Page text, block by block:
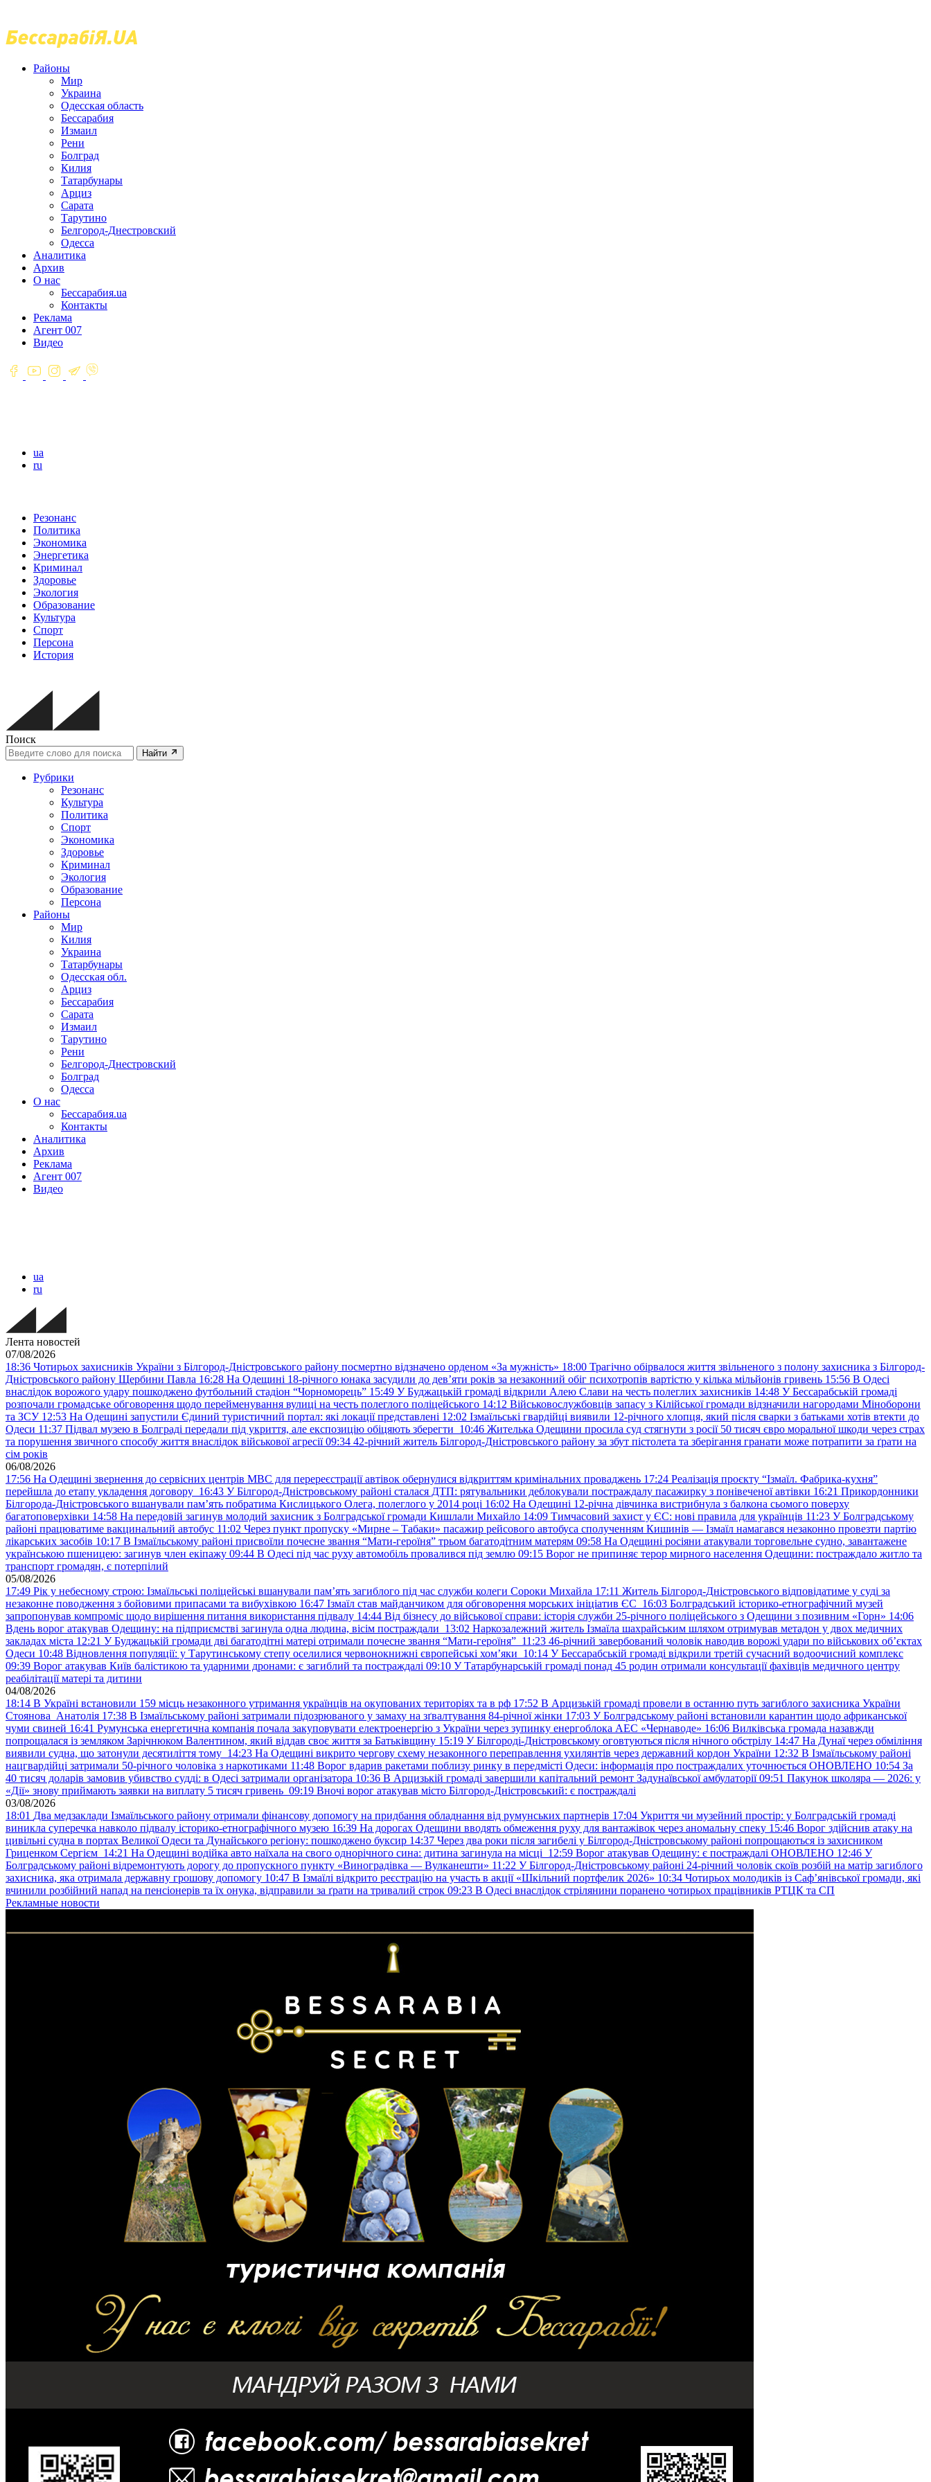
Районы
Мир
Украина
Одесская область
Бессарабия
Измаил
Рени
Болград
Килия
Татарбунары
Арциз
Сарата
Тарутино
Белгород-Днестровский
Одесса
Аналитика
Архив
О нас
Бессарабия.ua
Контакты
Реклама
Агент 007
Видео
ua
ru
Резонанс
Политика
Экономика
Энергетика
Криминал
Здоровье
Экология
Образование
Культура
Спорт
Персона
История
Поиск
Найти
Рубрики
Резонанс
Культура
Политика
Спорт
Экономика
Здоровье
Криминал
Экология
Образование
Персона
Районы
Мир
Килия
Украина
Татарбунары
Одесская обл.
Арциз
Бессарабия
Сарата
Измаил
Тарутино
Рени
Белгород-Днестровский
Болград
Одесса
О нас
Бессарабия.ua
Контакты
Аналитика
Архив
Реклама
Агент 007
Видео
ua
ru
Лента новостей
07/08/2026
18:36 Чотирьох захисників України з Білгород-Дністровського району посмертно відзначено орденом «За мужність» 18:00 Трагічно обірвалося життя звільненого з полону захисника з Білгород-
Дністровського району Щербини Павла 16:28 На Одещині 18-річного юнака засудили до дев’яти років за незаконний обіг психотропів вартістю у кілька мільйонів гривень 15:56 В Одесі
внаслідок ворожого удару пошкоджено футбольний стадіон “Чорноморець” 15:49 У Буджацькій громаді відкрили Алею Слави на честь полеглих захисників 14:48 У Бессарабській громаді
розпочали громадське обговорення щодо перейменування вулиці на честь полеглого поліцейського 14:12 Військовослужбовців запасу з Кілійської громади відзначили нагородами Міноборони
та ЗСУ 12:53 На Одещині запустили Єдиний туристичний портал: які локації представлені 12:02 Ізмаїльські гвардійці виявили 12-річного хлопця, який після сварки з батьками хотів втекти до
Одеси 11:37 Підвал музею в Болграді передали під укриття, але експозицію обіцяють зберегти 10:46 Жителька Одещини просила суд стягнути з росії 50 тисяч євро моральної шкоди через страх
та порушення звичного способу життя внаслідок військової агресії 09:34 42-річний житель Білгород-Дністровського району за збут пістолета та зберігання гранати може потрапити за ґрати на
сім років
06/08/2026
17:56 На Одещині звернення до сервісних центрів МВС для перереєстрації автівок обернулися відкриттям кримінальних проваджень 17:24 Реалізація проєкту “Ізмаїл. Фабрика-кухня”
перейшла до етапу укладення договору 16:43 У Білгород-Дністровському районі сталася ДТП: рятувальники деблокували постраждалу пасажирку з понівеченої автівки 16:21 Прикордонники
Білгорода-Дністровського вшанували пам’ять побратима Кислицького Олега, полеглого у 2014 році 16:02 На Одещині 12-річна дівчинка вистрибнула з балкона сьомого поверху
багатоповерхівки 14:58 На передовій загинув молодий захисник з Болградської громади Кишлали Михайло 14:09 Тимчасовий захист у ЄС: нові правила для українців 11:23 У Болградському
районі працюватиме вакцинальний автобус 11:02 Через пункт пропуску «Мирне – Табаки» пасажир рейсового автобуса сполученням Кишинів — Ізмаїл намагався незаконно провезти партію
лікарських засобів 10:17 В Ізмаїльському районі присвоїли почесне звання “Мати-героїня” трьом багатодітним матерям 09:58 На Одещині росіяни атакували торговельне судно, завантажене
українською пшеницею: загинув член екіпажу 09:44 В Одесі під час руху автомобіль провалився під землю 09:15 Ворог не припиняє терор мирного населення Одещини: постраждало житло та
транспорт громадян, є потерпілий
05/08/2026
17:49 Рік у небесному строю: Ізмаїльські поліцейські вшанували пам’ять загиблого під час служби колеги Сороки Михайла 17:11 Житель Білгород-Дністровського відповідатиме у суді за
незаконне поводження з бойовими припасами та вибухівкою 16:47 Ізмаїл став майданчиком для обговорення морських ініціатив ЄС 16:03 Болградський історико-етнографічний музей
запропонував компроміс щодо вирішення питання використання підвалу 14:44 Від бізнесу до військової справи: історія служби 25-річного поліцейського з Одещини з позивним «Горн» 14:06
Вдень ворог атакував Одещину: на підприємстві загинула одна людина, вісім постраждали 13:02 Наркозалежний житель Ізмаїла шахрайським шляхом отримував метадон у двох медичних
закладах міста 12:21 У Буджацькій громади дві багатодітні матері отримали почесне звання “Мати-героїня” 11:23 46-річний завербований чоловік наводив ворожі удари по військових обʼєктах
Одеси 10:48 Відновлення популяції: у Тарутинському степу оселилися червонокнижні європейські хом’яки 10:14 У Бессарабській громаді відкрили третій сучасний водоочисний комплекс
09:39 Ворог атакував Київ балістикою та ударними дронами: є загиблий та постраждалі 09:10 У Татарбунарській громаді понад 45 родин отримали консультації фахівців медичного центру
реабілітації матері та дитини
04/08/2026
18:14 В Україні встановили 159 місць незаконного утримання українців на окупованих територіях та в рф 17:52 В Арцизькій громаді провели в останню путь загиблого захисника України
Стоянова Анатолія 17:38 В Ізмаїльському районі затримали підозрюваного у замаху на зґвалтування 84-річної жінки 17:03 У Болградському районі встановили карантин щодо африканської
чуми свиней 16:41 Румунська енергетична компанія почала закуповувати електроенергію з України через зупинку енергоблока АЕС «Чернаводе» 16:06 Вилківська громада назавжди
попрощалася із земляком Зарічнюком Валентином, який віддав своє життя за Батьківщину 15:19 У Білгороді-Дністровському оговтуються після нічного обстрілу 14:47 На Дунаї через обміління
виявили судна, що затонули десятиліття тому 14:23 На Одещині викрито чергову схему незаконного переправлення ухилянтів через державний кордон України 12:32 В Ізмаїльському районі
нацгвардійці затримали 50-річного чоловіка з наркотиками 11:48 Ворог вдарив ракетами поблизу ринку в передмісті Одеси: інформація про постраждалих уточнюється ОНОВЛЕНО 10:54 За
40 тисяч доларів замовив убивство судді: в Одесі затримали організатора 10:36 В Арцизькій громаді завершили капітальний ремонт Задунаївської амбулаторії 09:51 Пакунок школяра — 2026: у
«Дії» знову приймають заявки на виплату 5 тисяч гривень 09:19 Вночі ворог атакував місто Білгород-Дністровський: є постраждалі
03/08/2026
18:01 Два медзаклади Ізмаїльського району отримали фінансову допомогу на придбання обладнання від румунських партнерів 17:04 Укриття чи музейний простір: у Болградській громаді
виникла суперечка навколо підвалу історико-етнографічного музею 16:39 На дорогах Одещини вводять обмеження руху для вантажівок через аномальну спеку 15:46 Ворог здійснив атаку на
цивільні судна в портах Великої Одеси та Дунайського регіону: пошкоджено буксир 14:37 Через два роки після загибелі у Білгород-Дністровському районі попрощаються із захисником
Гриценком Сергієм 14:21 На Одещині водійка авто наїхала на свого однорічного сина: дитина загинула на місці 12:59 Ворог атакував Одещину: є постраждалі ОНОВЛЕНО 12:46 У
Болградському районі відремонтують дорогу до пропускного пункту «Виноградівка — Вулканешти» 11:22 У Білгород-Дністровському районі 24-річний чоловік скоїв розбій на матір загиблого
захисника, яка отримала державну грошову допомогу 10:47 В Ізмаїлі відкрито реєстрацію на участь в акції «Шкільний портфелик 2026» 10:34 Чотирьох молодиків із Саф’янівської громади, які
вчинили розбійний напад на пенсіонерів та їх онука, відправили за ґрати на тривалий строк 09:23 В Одесі внаслідок стрілянини поранено чотирьох працівників РТЦК та СП
Рекламные новости